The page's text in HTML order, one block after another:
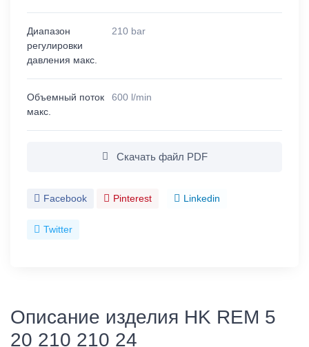
Диапазон
регулировки
давления макс.
210 bar
Объемный поток
макс.
600 l/min
Скачать файл PDF
Facebook Pinterest Linkedin
Twitter
Описание изделия HK REM 5
20 210 210 24